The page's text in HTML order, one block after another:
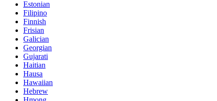
Estonian
Filipino
Finnish
Frisian
Galician
Georgian
Gujarati
Haitian
Hausa
Hawaiian
Hebrew